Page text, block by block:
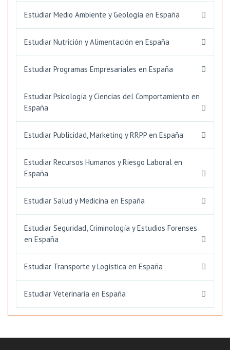
Estudiar Medio Ambiente y Geología en España
Estudiar Nutrición y Alimentación en España
Estudiar Programas Empresariales en España
Estudiar Psicología y Ciencias del Comportamiento en
España
Estudiar Publicidad, Marketing y RRPP en España
Estudiar Recursos Humanos y Riesgo Laboral en
España
Estudiar Salud y Medicina en España
Estudiar Seguridad, Criminología y Estudios Forenses
en España
Estudiar Transporte y Logística en España
Estudiar Veterinaria en España